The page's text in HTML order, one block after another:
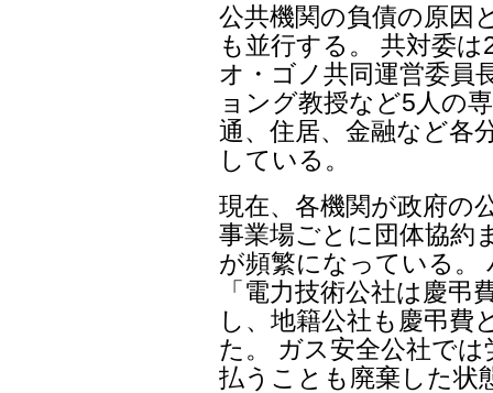
公共機関の負債の原因
も並行する。 共対委
オ・ゴノ共同運営委員
ョング教授など5人の
通、住居、金融など各
している。
現在、各機関が政府の
事業場ごとに団体協約
が頻繁になっている。
「電力技術公社は慶
し、地籍公社も慶弔費
た。 ガス安全公社で
払うことも廃棄した状